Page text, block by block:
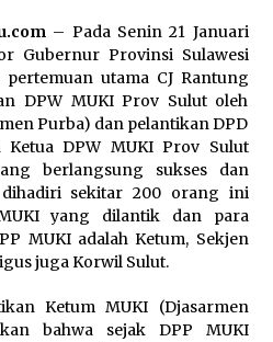
– Pada Senin 21 Januari
Gubernur Provinsi Sulawesi
utama CJ Rantung
DPW MUKI Prov Sulut oleh
Purba) dan pelantikan DPD
Ketua DPW MUKI Prov Sulut
berlangsung sukses dan
sekitar 200 orang ini
yang dilantik dan para
MUKI adalah Ketum, Sekjen
juga Korwil Sulut.
Ketum MUKI (Djasarmen
bahwa sejak DPP MUKI